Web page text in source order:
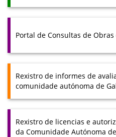
Portal de Consultas de Obras
Rexistro de informes de
comunidade autónoma de
Rexistro de licencias e
da Comunidade Autónoma